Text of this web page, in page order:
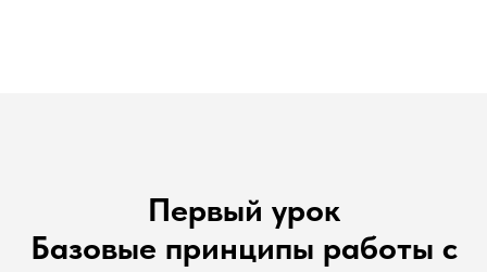
Первый урок
Базовые принципы работы с